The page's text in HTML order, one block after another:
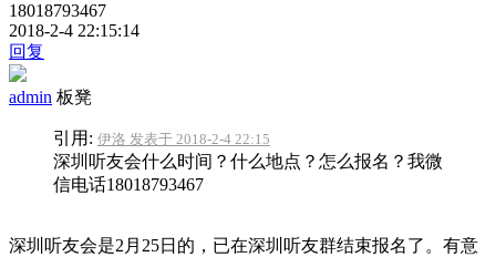
18018793467
2018-2-4 22:15:14
回复
admin 板凳
引用: 伊洛 发表于 2018-2-4 22:15
深圳听友会什么时间？什么地点？怎么报名？我微
信电话18018793467
深圳听友会是2月25日的，已在深圳听友群结束报名了。有意